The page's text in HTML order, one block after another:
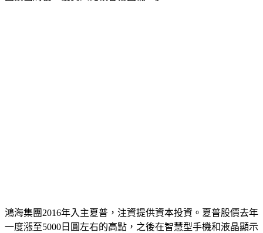
鴻海集團2016年入主夏普，注資提供資本投資。夏普股價去年
一度漲至5000日圓左右的高點，之後在智慧型手機和液晶顯示